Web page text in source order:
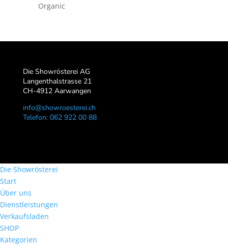
Organic
Die Showrösterei AG
Langenthalstrasse 21
CH-4912 Aarwangen
info@showroesterei.ch
Telefon: 062 922 00 88
Die Showrösterei
Start
Über uns
Dienstleistungen
Verkaufsladen
SHOP
Kategorien